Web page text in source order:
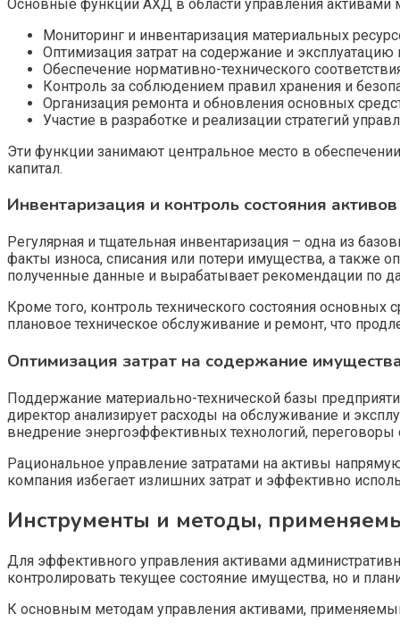
Основные функции АХД в области управления
Мониторинг и инвентаризация материальных
Оптимизация затрат на содержание и
Обеспечение нормативно-технического
Контроль за соблюдением правил хранения и
Организация ремонта и обновления основных
Участие в разработке и реализации стратегий
Эти функции занимают центральное место в
капитал.
Инвентаризация и контроль состояния активов
Регулярная и тщательная инвентаризация – одна из
факты износа, списания или потери имущества, а также
полученные данные и вырабатывает рекомендации по
Кроме того, контроль технического состояния
плановое техническое обслуживание и ремонт, что
Оптимизация затрат на содержание
Поддержание материально-технической базы
директор анализирует расходы на обслуживание и
внедрение энергоэффективных технологий,
Рациональное управление затратами на активы
компания избегает излишних затрат и эффективно
Инструменты и методы,
Для эффективного управления активами
контролировать текущее состояние имущества, но и
К основным методам управления активами,